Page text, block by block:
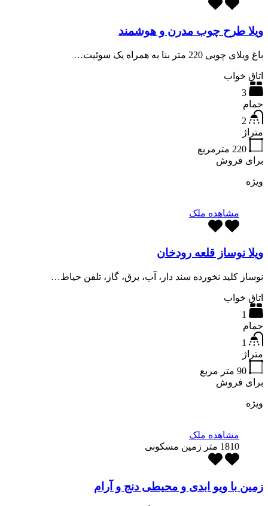
ویلا طرح چوب مدرن و هوشمند
باغ ویلای چوبی 220 متر بنا به همراه یک سوئیت…
اتاق خواب
3
حمام
2
متراژ
220 مترمربع
برای فروش
ویژه
مشاهده ملک
ویلا نوساز قلعه رودخان
نوساز کلید نخورده سند دار، آب، برق، گاز، تلفن حیاط…
اتاق خواب
1
حمام
1
متراژ
90 متر مربع
برای فروش
ویژه
مشاهده ملک
1810 متر زمین مسکونی
زمین با ویو ابدی و محیطی دنج و آرام